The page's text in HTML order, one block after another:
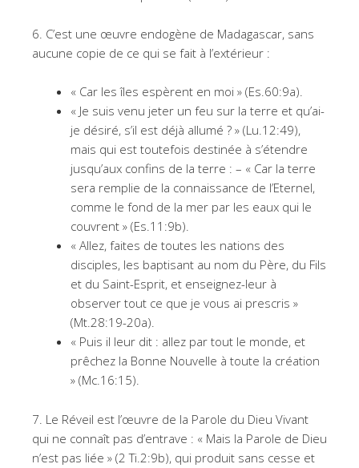
6. C’est une œuvre endogène de Madagascar, sans
aucune copie de ce qui se fait à l’extérieur :
« Car les îles espèrent en moi » (Es.60:9a).
« Je suis venu jeter un feu sur la terre et qu’ai-
je désiré, s’il est déjà allumé ? » (Lu.12:49),
mais qui est toutefois destinée à s’étendre
jusqu’aux confins de la terre : – « Car la terre
sera remplie de la connaissance de l’Eternel,
comme le fond de la mer par les eaux qui le
couvrent » (Es.11:9b).
« Allez, faites de toutes les nations des
disciples, les baptisant au nom du Père, du Fils
et du Saint-Esprit, et enseignez-leur à
observer tout ce que je vous ai prescris »
(Mt.28:19-20a).
« Puis il leur dit : allez par tout le monde, et
prêchez la Bonne Nouvelle à toute la création
» (Mc.16:15).
7. Le Réveil est l’œuvre de la Parole du Dieu Vivant
qui ne connaît pas d’entrave : « Mais la Parole de Dieu
n’est pas liée » (2 Ti.2:9b), qui produit sans cesse et